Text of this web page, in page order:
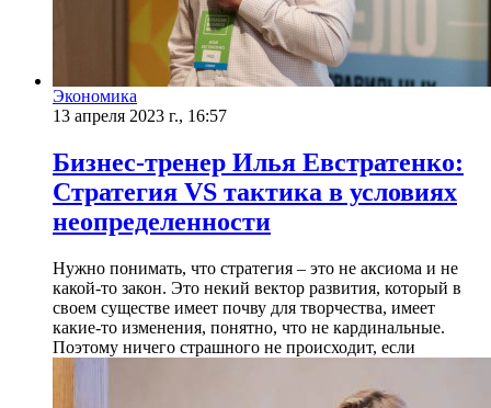
Экономика
13 апреля 2023 г., 16:57
Бизнес-тренер Илья Евстратенко:
Стратегия VS тактика в условиях
неопределенности
Нужно понимать, что стратегия – это не аксиома и не
какой-то закон. Это некий вектор развития, который в
своем существе имеет почву для творчества, имеет
какие-то изменения, понятно, что не кардинальные.
Поэтому ничего страшного не происходит, если